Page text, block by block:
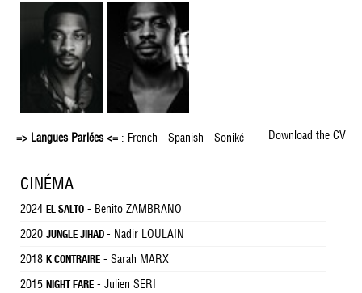
=> Langues Parlées <= : French - Spanish - Soniké Download the CV
CINÉMA
2024 EL SALTO - Benito ZAMBRANO
2020 JUNGLE JIHAD - Nadir LOULAIN
2018 K CONTRAIRE - Sarah MARX
2015 NIGHT FARE - Julien SERI